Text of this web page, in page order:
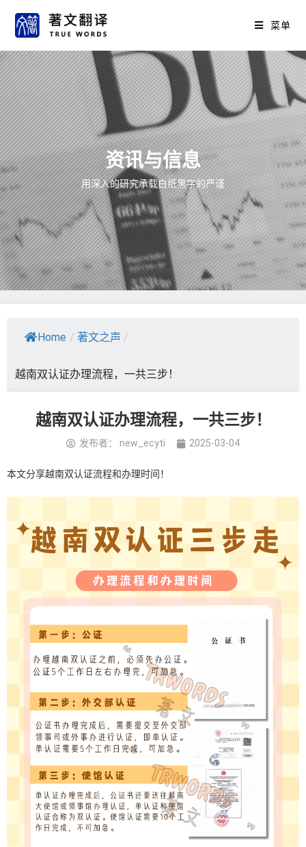
菜单
资讯与信息
用深入的研究承载白纸黑字的严谨
Home / 著文之声 /
越南双认证办理流程，一共三步！
越南双认证办理流程，一共三步！
发布者： new_ecyti 2025-03-04
本文分享越南双认证流程和办理时间！